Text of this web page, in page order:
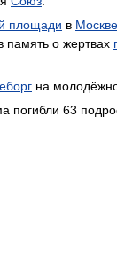
площади в Москве
память о жертвах
на
погибли 63